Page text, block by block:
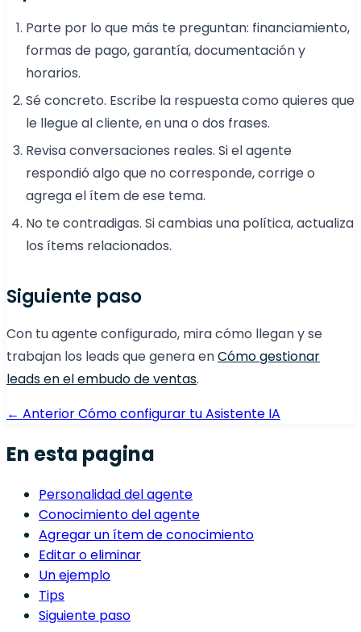
Parte por lo que más te preguntan: financiamiento,
formas de pago, garantía, documentación y
horarios.
Sé concreto. Escribe la respuesta como quieres que
le llegue al cliente, en una o dos frases.
Revisa conversaciones reales. Si el agente
respondió algo que no corresponde, corrige o
agrega el ítem de ese tema.
No te contradigas. Si cambias una política, actualiza
los ítems relacionados.
Siguiente paso
Con tu agente configurado, mira cómo llegan y se
trabajan los leads que genera enCómo gestionar
leads en el embudo de ventas.
← AnteriorCómo configurar tu Asistente IA
En esta pagina
Personalidad del agente
Conocimiento del agente
Agregar un ítem de conocimiento
Editar o eliminar
Un ejemplo
Tips
Siguiente paso